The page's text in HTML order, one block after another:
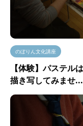
のぼりん文化講座
【体験】パステ
描き写してみませ...